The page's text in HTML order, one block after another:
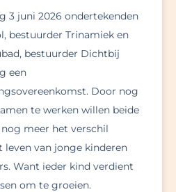
3 juni 2026 ondertekenden
bestuurder Trinamiek en
bestuurder Dichtbij
een
Door nog
te werken willen beide
meer het verschil
leven van jonge kinderen
Want ieder kind verdient
om te groeien.